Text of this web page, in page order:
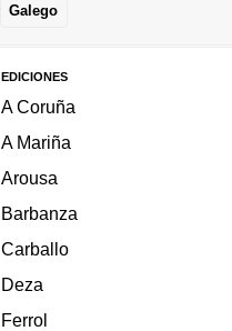
Galego
EDICIONES
A Coruña
A Mariña
Arousa
Barbanza
Carballo
Deza
Ferrol